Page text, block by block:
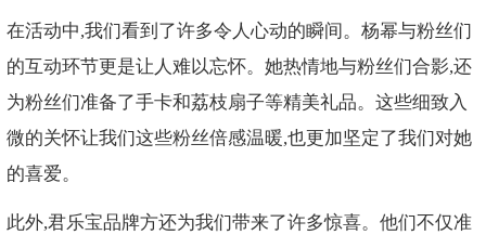
在活动中,我们看到了许多令人心动的瞬间。杨幂与粉丝们
的互动环节更是让人难以忘怀。她热情地与粉丝们合影,还
为粉丝们准备了手卡和荔枝扇子等精美礼品。这些细致入
微的关怀让我们这些粉丝倍感温暖,也更加坚定了我们对她
的喜爱。
此外,君乐宝品牌方还为我们带来了许多惊喜。他们不仅准